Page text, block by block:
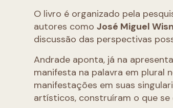
O livro é organizado pela
autores comoJosé Miguel
discussão das perspectivas
Andrade aponta, já na
manifesta na palavra em plural
manifestações em suas
artísticos, construíram o que